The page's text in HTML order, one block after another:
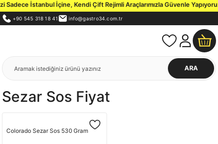
İstanbul İçine, Kendi Çift Rejimli Araçlarımızla Güvenle
+90 545 318 18 41 info@gastro34.com.tr
ARA
Sezar Sos Fiyat
Colorado Sezar Sos 530 Gram